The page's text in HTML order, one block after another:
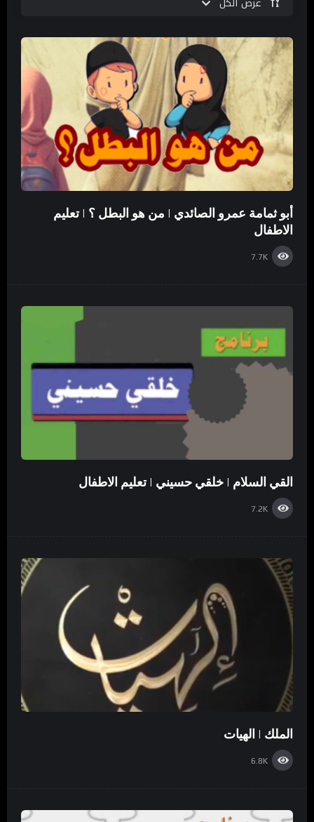
أبو ثمامة عمرو الصائدي | من هو البطل ؟ | تعليم
الاطفال
7.7K
القي السلام | خلقي حسيني | تعليم الاطفال
7.2K
الملك | الهيات
6.8K